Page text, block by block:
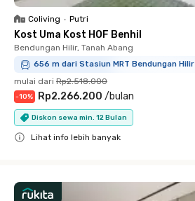
Coliving • Putri
Kost Uma Kost HOF Benhil
Bendungan Hilir, Tanah Abang
656 m dari Stasiun MRT Bendungan Hilir
mulai dari Rp2.518.000
-10% Rp2.266.200 /bulan
Diskon sewa min. 12 Bulan
Lihat info lebih banyak